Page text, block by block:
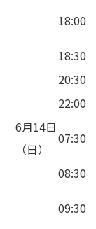
18:00
18:30
20:30
22:00
6月14日
（日）
07:30
08:30
09:30